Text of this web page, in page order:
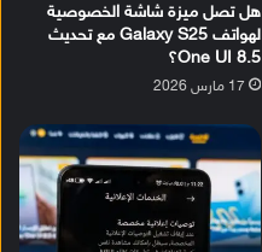
هل تصل ميزة شاشة الخصوصية
لهواتف Galaxy S25 مع تحديث
One UI 8.5؟
17 مارس 2026